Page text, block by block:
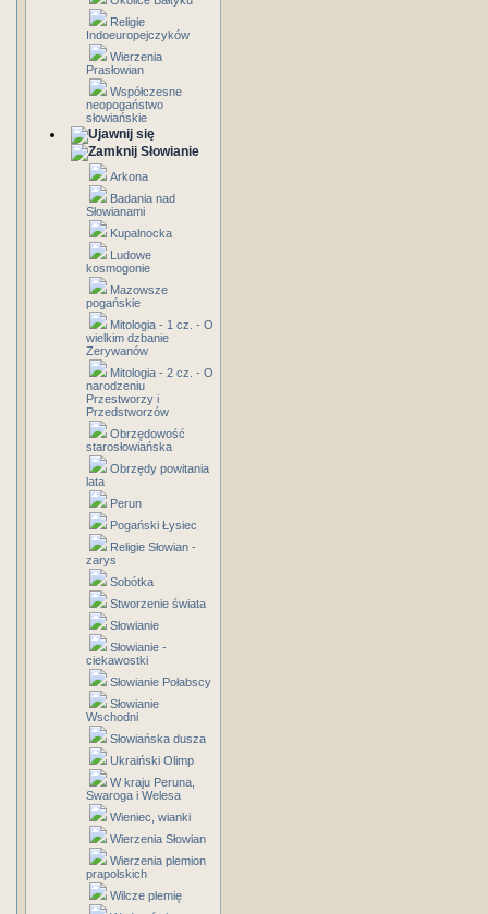
Religie
Indoeuropejczyków
Wierzenia
Prasłowian
Współczesne
neopogaństwo
słowiańskie
Słowianie
Arkona
Badania nad
Słowianami
Kupalnocka
Ludowe
kosmogonie
Mazowsze
pogańskie
Mitologia - 1 cz. - O
wielkim dzbanie
Zerywanów
Mitologia - 2 cz. - O
narodzeniu
Przestworzy i
Przedstworzów
Obrzędowość
starosłowiańska
Obrzędy powitania
lata
Perun
Pogański Łysiec
Religie Słowian -
zarys
Sobótka
Stworzenie świata
Słowianie
Słowianie -
ciekawostki
Słowianie Połabscy
Słowianie
Wschodni
Słowiańska dusza
Ukraiński Olimp
W kraju Peruna,
Swaroga i Welesa
Wieniec, wianki
Wierzenia Słowian
Wierzenia plemion
prapolskich
Wilcze plemię